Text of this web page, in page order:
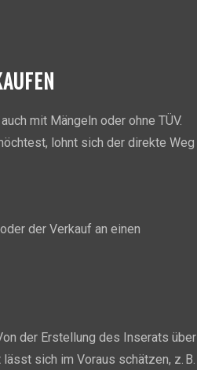
mit Mängeln oder ohne TÜV.
lohnt sich der direkte Weg
der Verkauf an einen
der Erstellung des Inserats über
sich im Voraus schätzen, z. B.